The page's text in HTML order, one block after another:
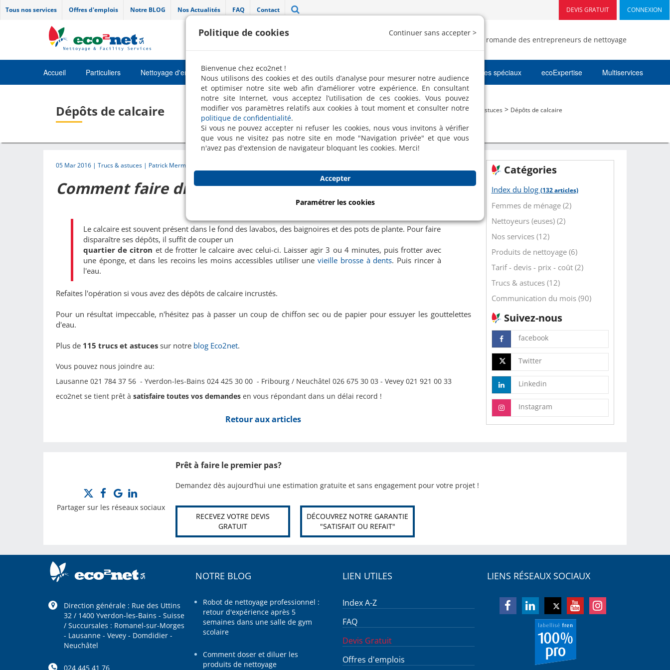
Tous nos services Offres d'emplois Notre BLOG Nos Actualités FAQ Contact CONNEXION
DEVIS GRATUIT
"Label 100 % pro" décerné par la FREN - Fédération romande des entrepreneurs de nettoyage
Accueil Particuliers Nettoyage d'entretien Robots de nettoyage Nettoyages spéciaux ecoExpertise Multiservices
Dépôts de calcaire Blog>Trucs & astuces> Dépôts de calcaire
05 Mar 2016 | Trucs & astuces | Patrick Mermoud
Comment faire disparaître les dépôts de calcaire
Le calcaire est souvent présent dans le fond des lavabos, des baignoires et des pots de plante. Pour faire
disparaître ses dépôts, il suffit de couper un
quartier de citron et de frotter le calcaire avec celui-ci. Laisser agir 3 ou 4 minutes, puis frotter avec
une éponge, et dans les recoins les moins accessibles utiliser unevieille brosse à dents. Puis rincer à
l'eau.
Refaites l'opération si vous avez des dépôts de calcaire incrustés.
Pour un résultat impeccable, n'hésitez pas à passer un coup de chiffon sec ou de papier pour essuyer les gouttelettes
d'eau.
Plus de 115 trucs et astuces sur notre blog Eco2net.
Vous pouvez nous joindre au:
Lausanne 021 784 37 56 - Yverdon-les-Bains 024 425 30 00 - Fribourg / Neuchâtel 026 675 30 03 - Vevey 021 921 00 33
eco2net se tient prêt à satisfaire toutes vos demandes en vous répondant dans un délai record !
Retour aux articles
Catégories
Index du blog (132 articles)
Femmes de ménage (2)
Nettoyeurs (euses) (2)
Nos services (12)
Produits de nettoyage (6)
Tarif - devis - prix - coût (2)
Trucs & astuces (12)
Communication du mois (90)
Suivez-nous
facebook
Twitter
Linkedin
Instagram
Partager sur les réseaux sociaux
Prêt à faire le premier pas?
Demandez dès aujourd’hui une estimation gratuite et sans engagement pour votre projet !
RECEVEZ VOTRE DEVIS
GRATUIT
DÉCOUVREZ NOTRE GARANTIE
"SATISFAIT OU REFAIT"
Direction générale : Rue des Uttins
32 / 1400 Yverdon-les-Bains - Suisse
/ Succursales : Romanel-sur-Morges
- Lausanne - Vevey - Domdidier -
Neuchâtel
024 445 41 76
NOTRE BLOG
Robot de nettoyage professionnel :
retour d'expérience après 5
semaines dans une salle de gym
scolaire
Comment doser et diluer les
produits de nettoyage
LIEN UTILES
Index A-Z
FAQ
Devis Gratuit
Offres d'emplois
LIENS RÉSEAUX SOCIAUX
Politique de cookies Continuer sans accepter >
Bienvenue chez eco2net !
Nous utilisons des cookies et des outils d’analyse pour mesurer notre audience
et optimiser notre site web afin d’améliorer votre expérience. En consultant
notre site Internet, vous acceptez l’utilisation de ces cookies. Vous pouvez
modifier vos paramètres relatifs aux cookies à tout moment et consulter notre
politique de confidentialité.
Si vous ne pouvez accepter ni refuser les cookies, nous vous invitons à vérifier
que vous ne visitez pas notre site en mode "Navigation privée" et que vous
n'avez pas d'extension de navigateur bloquant les cookies. Merci!
Accepter
Paramétrer les cookies